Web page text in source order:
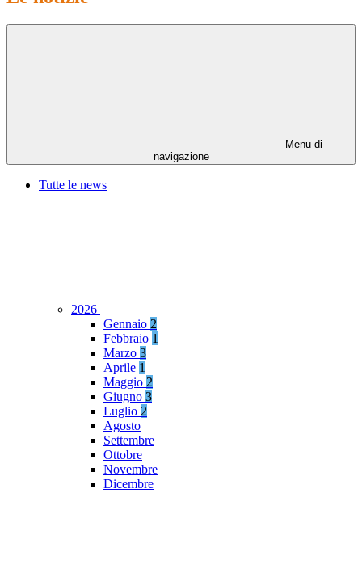
Menu di
navigazione
Tutte le news
2026
Gennaio 2
Febbraio 1
Marzo 3
Aprile 1
Maggio 2
Giugno 3
Luglio 2
Agosto
Settembre
Ottobre
Novembre
Dicembre